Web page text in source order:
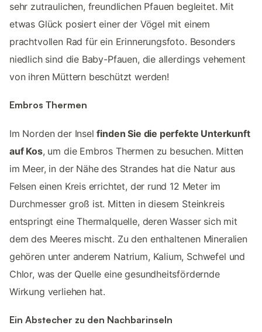
sehr zutraulichen, freundlichen Pfauen begleitet. Mit
etwas Glück posiert einer der Vögel mit einem
prachtvollen Rad für ein Erinnerungsfoto. Besonders
niedlich sind die Baby-Pfauen, die allerdings vehement
von ihren Müttern beschützt werden!
Embros Thermen
Im Norden der Inselfinden Sie die perfekte Unterkunft
auf Kos, um die Embros Thermen zu besuchen. Mitten
im Meer, in der Nähe des Strandes hat die Natur aus
Felsen einen Kreis errichtet, der rund 12 Meter im
Durchmesser groß ist. Mitten in diesem Steinkreis
entspringt eine Thermalquelle, deren Wasser sich mit
dem des Meeres mischt. Zu den enthaltenen Mineralien
gehören unter anderem Natrium, Kalium, Schwefel und
Chlor, was der Quelle eine gesundheitsfördernde
Wirkung verliehen hat.
Ein Abstecher zu den Nachbarinseln